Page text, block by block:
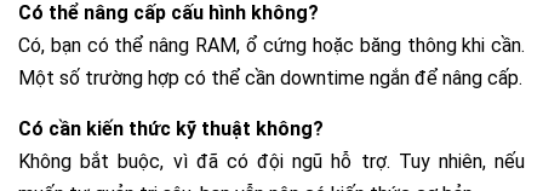
Có thể nâng cấp cấu hình không?
Có, bạn có thể nâng RAM, ổ cứng hoặc băng thông khi cần.
Một số trường hợp có thể cần downtime ngắn để nâng cấp.
Có cần kiến thức kỹ thuật không?
Không bắt buộc, vì đã có đội ngũ hỗ trợ. Tuy nhiên, nếu